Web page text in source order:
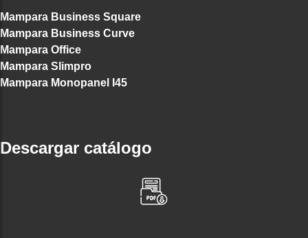
Mampara Business Square
Mampara Business Curve
Mampara Office
Mampara Slimpro
Mampara Monopanel I45
Descargar catálogo